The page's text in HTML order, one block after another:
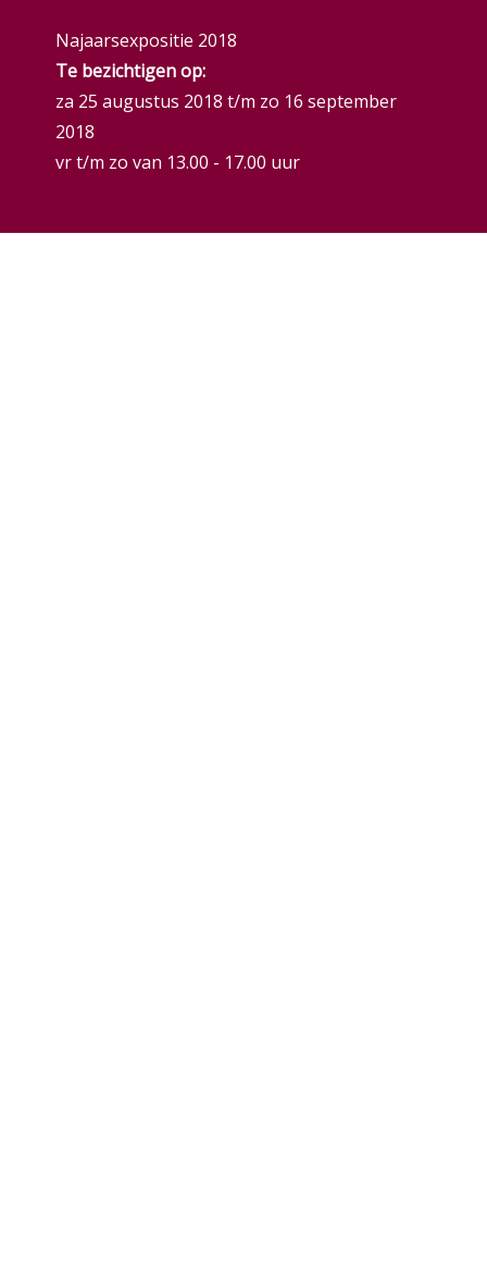
Najaarsexpositie 2018
Te bezichtigen op:
za 25 augustus 2018 t/m zo 16 september
2018
vr t/m zo van 13.00 - 17.00 uur